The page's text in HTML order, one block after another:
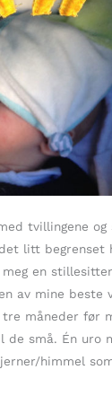
tvillingene og
litt begrenset
en
av mine beste
måneder før
de små. Én uro
himmel